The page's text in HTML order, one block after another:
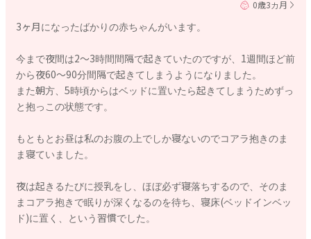
0歳3カ月
3ヶ月になったばかりの赤ちゃんがいます。
今まで夜間は2〜3時間間隔で起きていたのですが、1週間ほど前
から夜60〜90分間隔で起きてしまうようになりました。
また朝方、5時頃からはベッドに置いたら起きてしまうためずっ
と抱っこの状態です。
もともとお昼は私のお腹の上でしか寝ないのでコアラ抱きのま
ま寝ていました。
夜は起きるたびに授乳をし、ほぼ必ず寝落ちするので、そのま
まコアラ抱きで眠りが深くなるのを待ち、寝床(ベッドインベッ
ド)に置く、という習慣でした。